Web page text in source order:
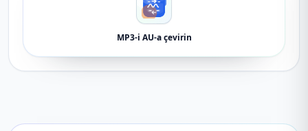
MP3-i AU-a çevirin